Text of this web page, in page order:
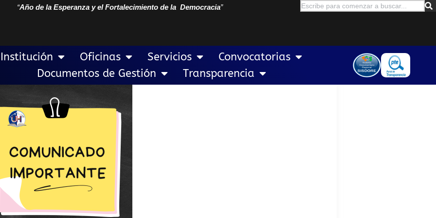
“Año de la Esperanza y el Fortalecimiento de la Democracia”
Institución Oficinas Servicios
Convocatorias
Documentos de Gestión
Transparencia